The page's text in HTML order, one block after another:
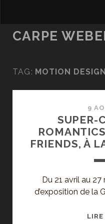
CARPE
TAG: MOTION DESIGN
9
SUPER-
FRIENDS, À
Du 21 avril au 27
d’exposition de la
LIRE